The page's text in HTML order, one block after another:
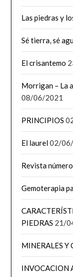
Las piedras y
Sé tierra, sé
El crisantemo
Morrigan – La
08/06/2021
PRINCIPIOS
El laurel02/
Revista
Gemoterapia
PIEDRAS 21/
MINERALES Y
INVOCACION